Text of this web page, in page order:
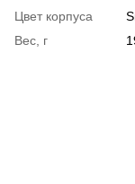
Цвет корпуса
Вес, г